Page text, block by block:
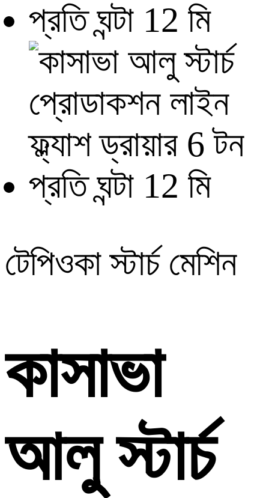
টেপিওকা স্টার্চ মেশিন
কাসাভা
আলু স্টার্চ